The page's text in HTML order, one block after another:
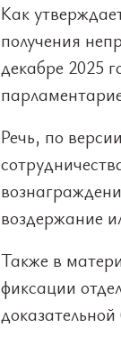
Как
получения
декабре 2025
Речь, по
воздержание
Также в
фиксации
доказательной